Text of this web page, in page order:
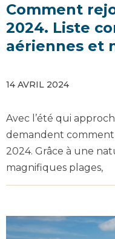
Comment
2024. Liste
aériennes et
14 AVRIL 2024
Avec l’été qui
demandent comment
2024. Grâce à une
magnifiques plages,